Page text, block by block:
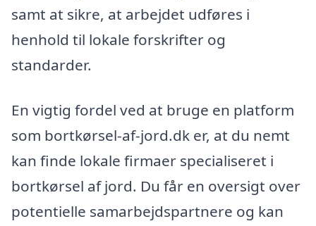
samt at sikre, at arbejdet udføres i
henhold til lokale forskrifter og
standarder.
En vigtig fordel ved at bruge en platform
som bortkørsel-af-jord.dk er, at du nemt
kan finde lokale firmaer specialiseret i
bortkørsel af jord. Du får en oversigt over
potentielle samarbejdspartnere og kan